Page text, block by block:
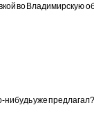
во Владимирскую
нибудь уже